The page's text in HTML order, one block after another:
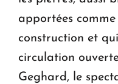
apportées
construction et
circulation
Geghard, le